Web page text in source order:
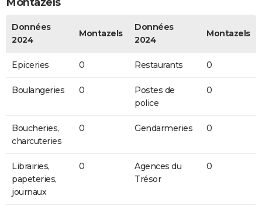
Données
2024
Montazels
Données
2024
Montazels
Epiceries 0 Restaurants 0
Boulangeries 0
Postes de
police
0
Boucheries,
charcuteries
0 Gendarmeries 0
Librairies,
papeteries,
journaux
0
Agences du
Trésor
0